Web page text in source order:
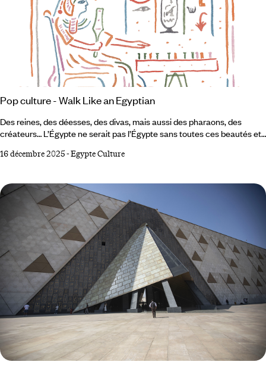
Pop culture - Walk Like an Egyptian
Des reines, des déesses, des divas, mais aussi des pharaons, des
créateurs… L’Égypte ne serait pas l’Égypte sans toutes ces beautés et
s’approcher. Ce florilège indique la marche à suivre. Toutânkhamon
l’archéologue britannique Howard Carter qui, le 4 novembre 1922,
découvre sa tombe, intacte.
16 décembre 2025-Egypte Culture